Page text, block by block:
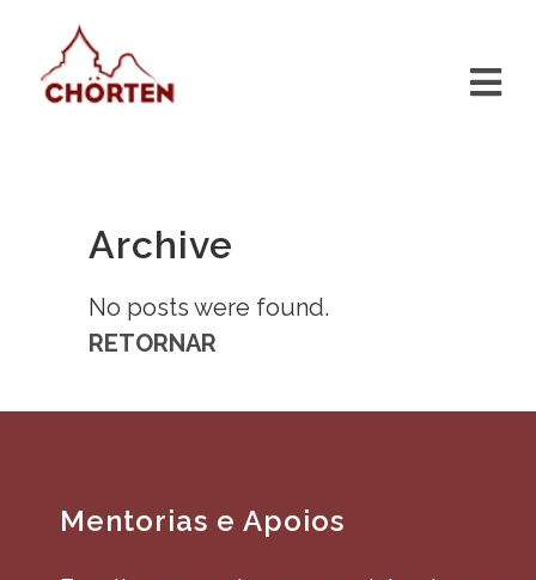
Archive
No posts were found.
RETORNAR
Mentorias e Apoios